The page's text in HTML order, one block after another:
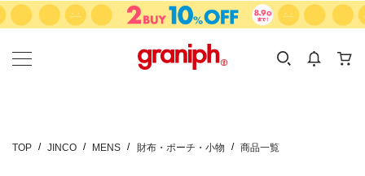
カテゴリーから探す
KIDS
カテゴリ
サイズ
TOP JINCO MENS 財布・ポーチ・小物 商品一覧